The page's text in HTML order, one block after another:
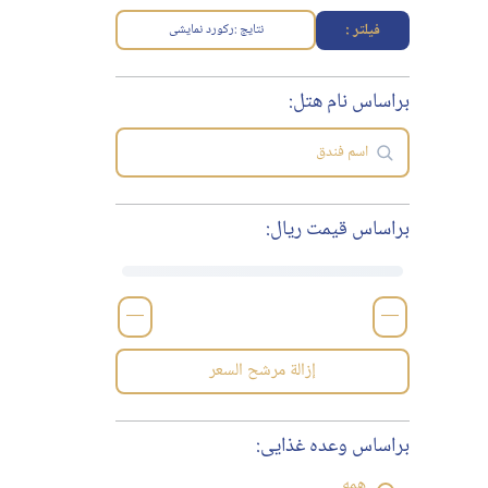
فیلتر : نتایج :رکورد نمایشی
براساس نام هتل:
براساس قیمت ریال:
—
—
إزالة مرشح السعر
براساس وعده غذایی: